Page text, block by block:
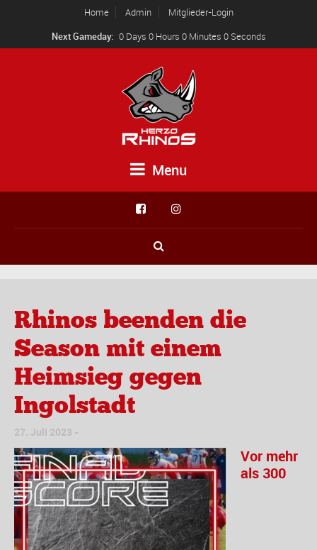
Home Admin
Mitglieder-Login
Next Gameday: 0 Days 0 Hours 0 Minutes 0 Seconds
Menu
Rhinos beenden die
Season mit einem
Heimsieg gegen
Ingolstadt
27. Juli 2023
Vor mehr
als 300